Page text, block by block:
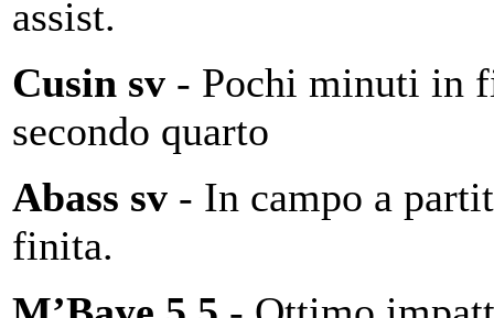
assist.
Cusin sv - Pochi minuti in
secondo quarto
Abass sv - In campo a
finita.